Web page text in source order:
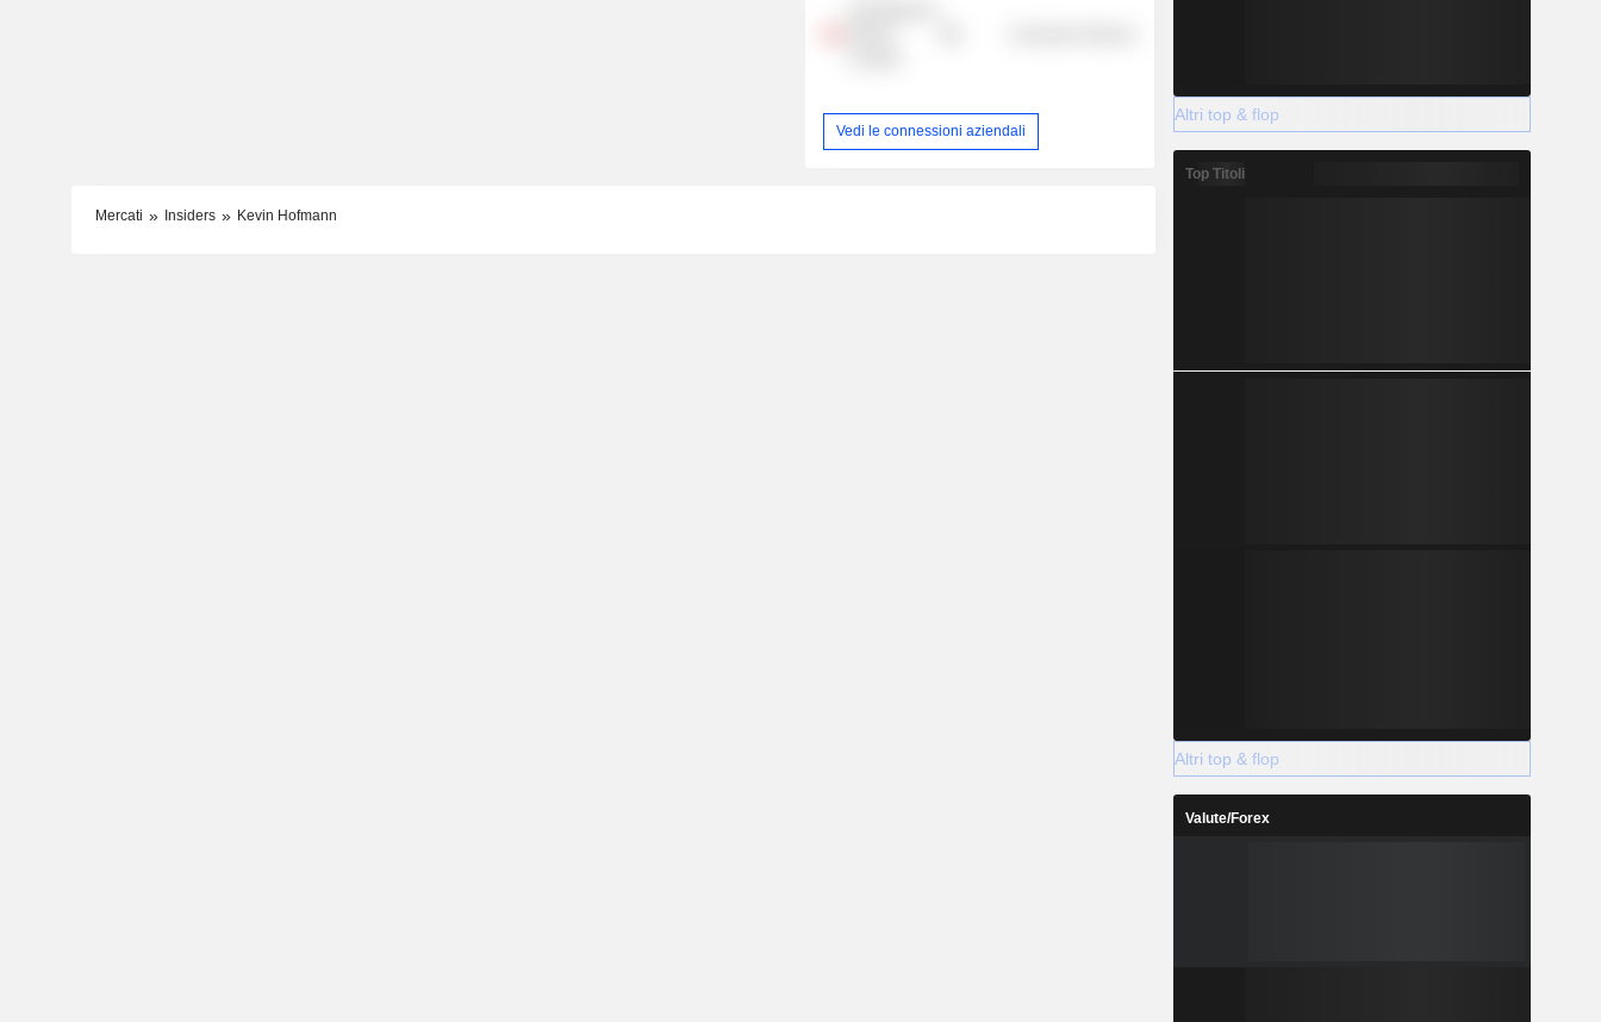
Vedi le connessioni aziendali
Mercati Insiders Kevin Hofmann
Altri top & flop
Top Titoli
Altri top & flop
Valute/Forex